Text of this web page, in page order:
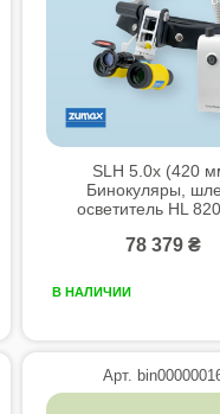
SLH 5.0x (420
Бинокуляры,
осветитель HL
78 379 ₴
В НАЛИЧИИ
Арт.